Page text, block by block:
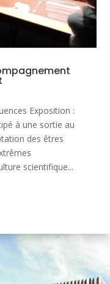
Exposition :
à une sortie au
des êtres
scientifique...